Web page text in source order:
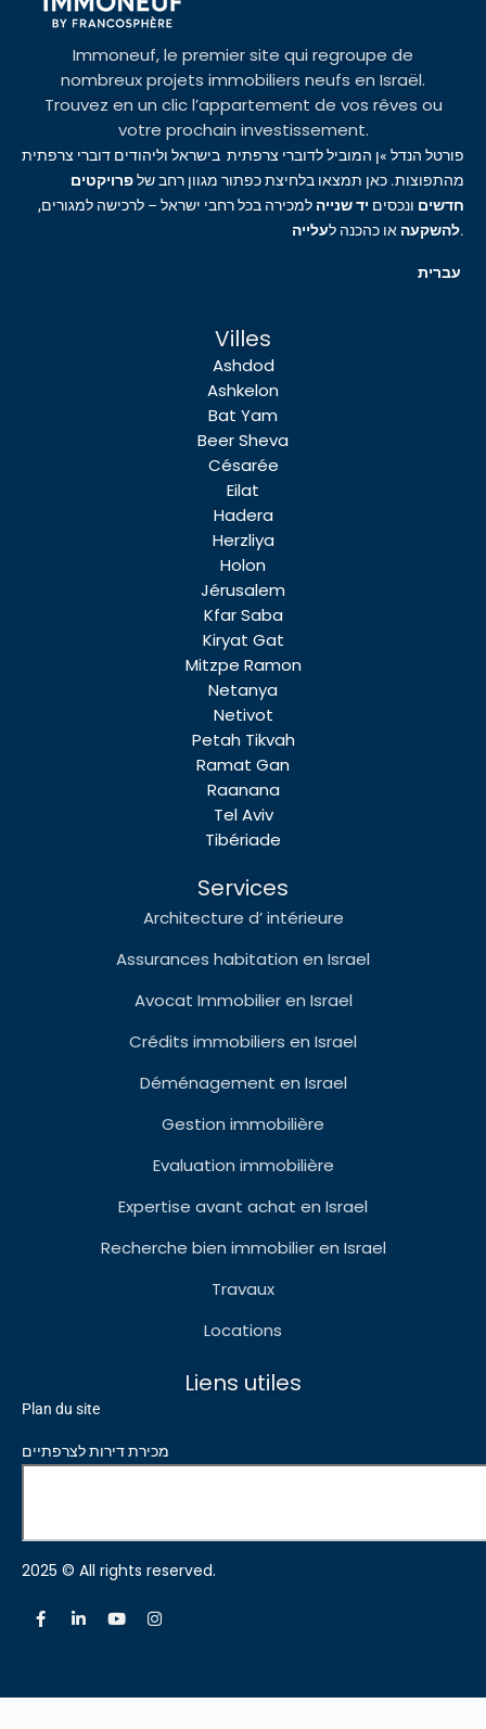
Immoneuf, le premier site qui regroupe de
nombreux projets immobiliers neufs en Israël.
Trouvez en un clic l’appartement de vos rêves ou
votre prochain investissement.
פורטל הנדל »ן המוביל לדוברי צרפתית בישראל וליהודים דוברי צרפתית
מהתפוצות. כאן תמצאו בלחיצת כפתור מגוון רחב שלפרויקטים
חדשים ונכסים יד שנייה למכירה בכל רחבי ישראל – לרכישה למגורים,
להשקעה או כהכנה לעלייה .
Villes
Ashdod
Ashkelon
Bat Yam
Beer Sheva
Césarée
Eilat
Hadera
Herzliya
Holon
Jérusalem
Kfar Saba
Kiryat Gat
Mitzpe Ramon
Netanya
Netivot
Petah Tikvah
Ramat Gan
Raanana
Tel Aviv
Tibériade
Services
Architecture d’ intérieure
Assurances habitation en Israel
Avocat Immobilier en Israel
Crédits immobiliers en Israel
Déménagement en Israel
Gestion immobilière
Evaluation immobilière
Expertise avant achat en Israel
Recherche bien immobilier en Israel
Travaux
Locations
Liens utiles
Plan du site
מכירת דירות לצרפתיים
2025 © All rights reserved.